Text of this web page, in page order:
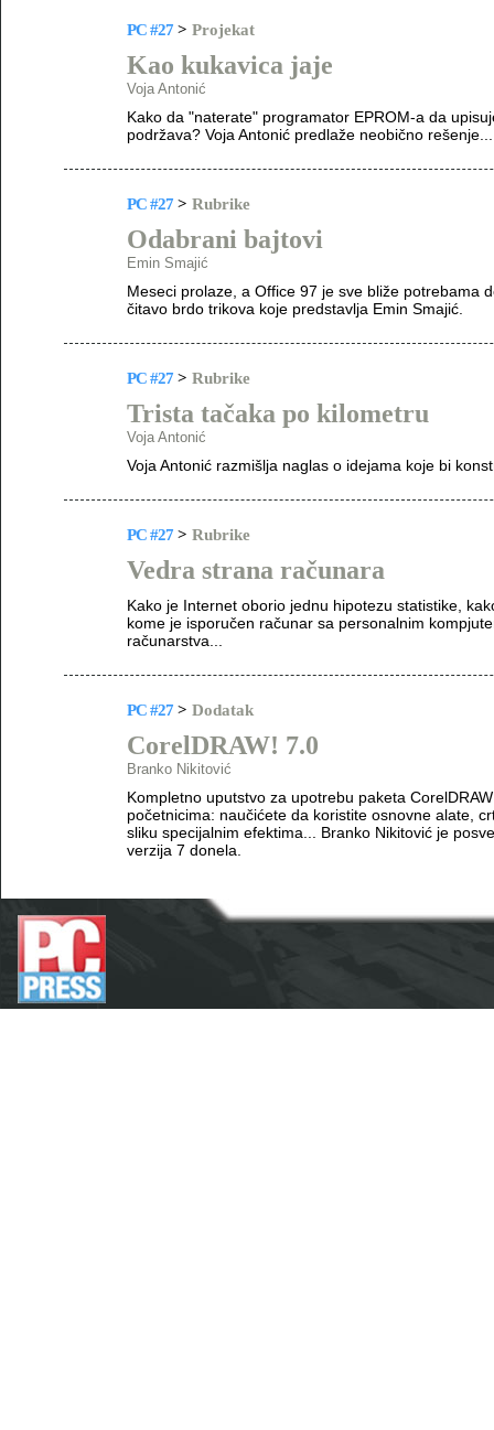
PC #27 > Projekat
Kao kukavica jaje
Voja Antonić
Kako da "naterate" programator EPROM-a da
podržava? Voja Antonić predlaže neobično rešenje...
PC #27 > Rubrike
Odabrani bajtovi
Emin Smajić
Meseci prolaze, a Office 97 je sve bliže potrebama
čitavo brdo trikova koje predstavlja Emin Smajić.
PC #27 > Rubrike
Trista tačaka po kilometru
Voja Antonić
Voja Antonić razmišlja naglas o idejama koje bi
PC #27 > Rubrike
Vedra strana računara
Kako je Internet oborio jednu hipotezu statistike,
kome je isporučen računar sa personalnim
računarstva...
PC #27 > Dodatak
CorelDRAW! 7.0
Branko Nikitović
Kompletno uputstvo za upotrebu paketa
početnicima: naučićete da koristite osnovne alate,
sliku specijalnim efektima... Branko Nikitović je
verzija 7 donela.